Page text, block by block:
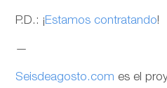
P.D.: ¡Estamos contratando!
—
Seisdeagosto.com es el